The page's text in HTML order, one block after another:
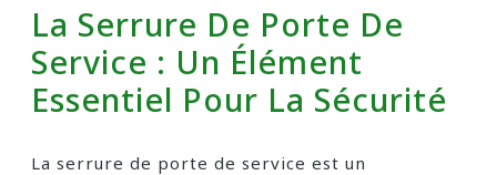
La Serrure De Porte De
Service : Un Élément
Essentiel Pour La Sécurité
La serrure de porte de service est un